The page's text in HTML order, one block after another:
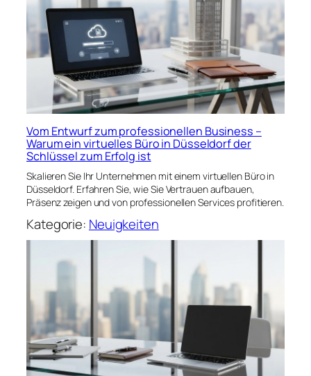
Vom Entwurf zum professionellen Business –
Warum ein virtuelles Büro in Düsseldorf der
Schlüssel zum Erfolg ist
Skalieren Sie Ihr Unternehmen mit einem virtuellen Büro in
Düsseldorf. Erfahren Sie, wie Sie Vertrauen aufbauen,
Präsenz zeigen und von professionellen Services profitieren.
Kategorie: Neuigkeiten